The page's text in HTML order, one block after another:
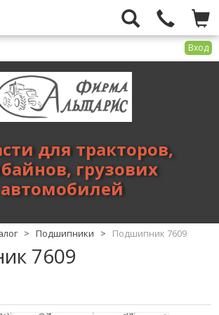
Вход
для тракторов,
грузових
автомобилей
> Подшипники > Подшипник 7609
7609